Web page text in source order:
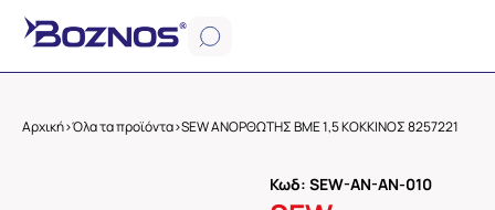
Αρχική>Όλα τα προϊόντα>SEW ΑΝΟΡΘΩΤΗΣ ΒΜΕ 1,5 ΚΟΚΚΙΝΟΣ 8257221
Κωδ: SEW-AN-AN-010